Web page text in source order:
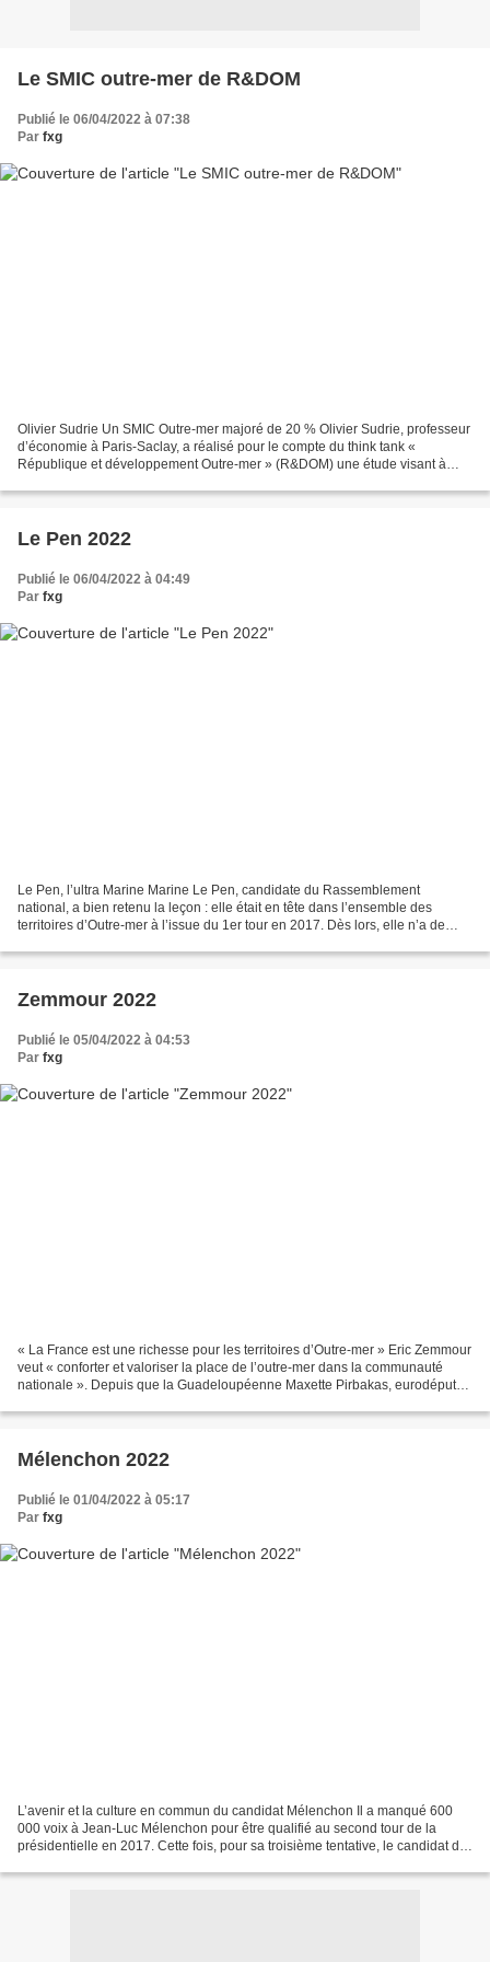
Le SMIC outre-mer de R&DOM
Publié le 06/04/2022 à 07:38
Par fxg
Olivier Sudrie Un SMIC Outre-mer majoré de 20 % Olivier Sudrie, professeur
d’économie à Paris-Saclay, a réalisé pour le compte du think tank «
République et développement Outre-mer » (R&DOM) une étude visant à
Le Pen 2022
Publié le 06/04/2022 à 04:49
Par fxg
Le Pen, l’ultra Marine Marine Le Pen, candidate du Rassemblement
national, a bien retenu la leçon : elle était en tête dans l’ensemble des
territoires d’Outre-mer à l’issue du 1er tour en 2017. Dès lors, elle n’a de
Zemmour 2022
Publié le 05/04/2022 à 04:53
Par fxg
« La France est une richesse pour les territoires d’Outre-mer » Eric Zemmour
veut « conforter et valoriser la place de l’outre-mer dans la communauté
nationale ». Depuis que la Guadeloupéenne Maxette Pirbakas, eurodéputée
Mélenchon 2022
Publié le 01/04/2022 à 05:17
Par fxg
L’avenir et la culture en commun du candidat Mélenchon Il a manqué 600
000 voix à Jean-Luc Mélenchon pour être qualifié au second tour de la
présidentielle en 2017. Cette fois, pour sa troisième tentative, le candidat de